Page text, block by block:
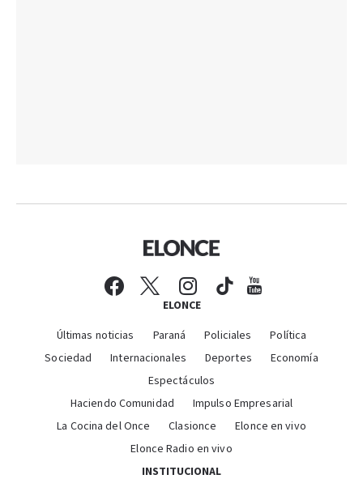
ELONCE
Últimas noticias Paraná Policiales
Política
Sociedad
Internacionales Deportes
Economía
Espectáculos
Haciendo Comunidad
Impulso Empresarial
La Cocina del Once
Clasionce
Elonce en vivo
Elonce Radio en vivo
INSTITUCIONAL